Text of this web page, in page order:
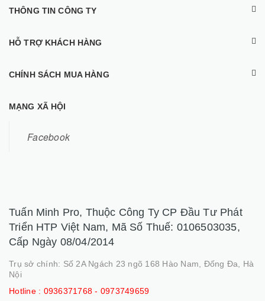
THÔNG TIN CÔNG TY
HỖ TRỢ KHÁCH HÀNG
CHÍNH SÁCH MUA HÀNG
MẠNG XÃ HỘI
Facebook
Tuấn Minh Pro, Thuộc Công Ty CP Đầu Tư Phát
Triển HTP Việt Nam, Mã Số Thuế: 0106503035,
Cấp Ngày 08/04/2014
Trụ sở chính: Số 2A Ngách 23 ngõ 168 Hào Nam, Đống Đa, Hà
Nội
Hotline : 0936371768 - 0973749659